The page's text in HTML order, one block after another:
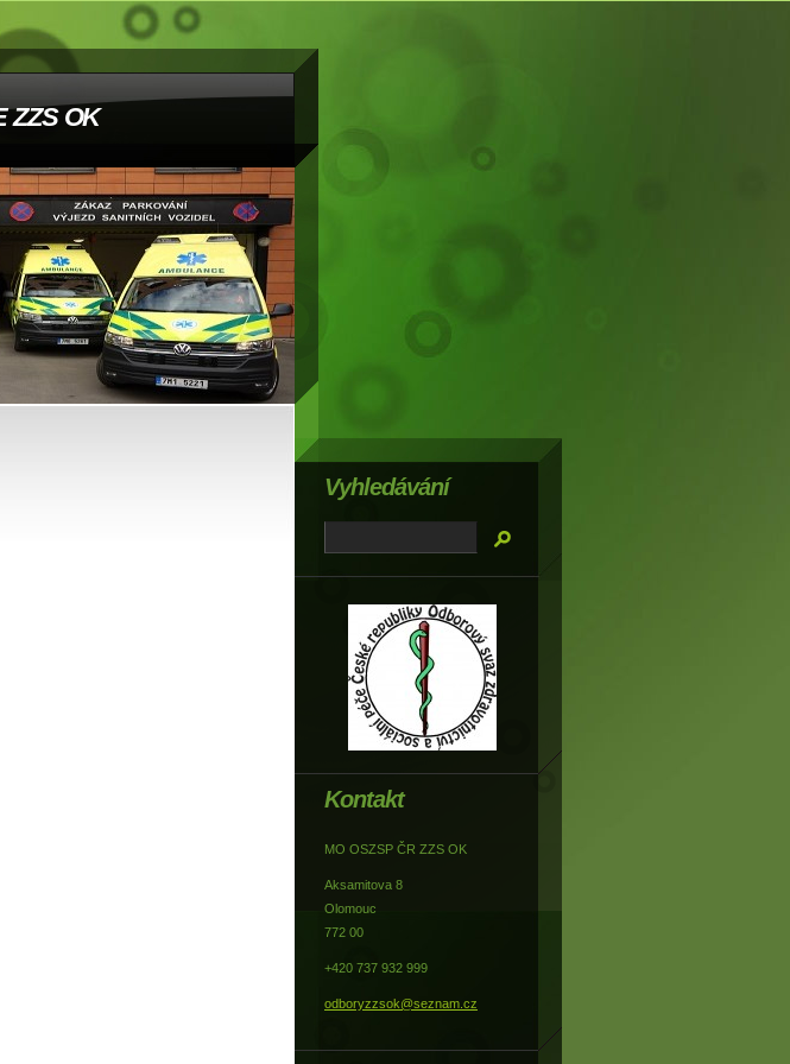
ZZS OK
Kontakt
MO OSZSP ČR ZZS OK
Aksamitova 8
Olomouc
772 00
+420 737 932 999
odboryzzsok@seznam.cz
Vyhledávání